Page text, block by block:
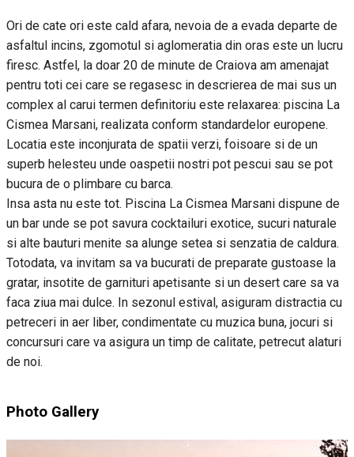
Ori de cate ori este cald afara, nevoia de a evada departe de
asfaltul incins, zgomotul si aglomeratia din oras este un lucru
firesc. Astfel, la doar 20 de minute de Craiova am amenajat
pentru toti cei care se regasesc in descrierea de mai sus un
complex al carui termen definitoriu este relaxarea: piscina La
Cismea Marsani, realizata conform standardelor europene.
Locatia este inconjurata de spatii verzi, foisoare si de un
superb helesteu unde oaspetii nostri pot pescui sau se pot
bucura de o plimbare cu barca.
Insa asta nu este tot. Piscina La Cismea Marsani dispune de
un bar unde se pot savura cocktailuri exotice, sucuri naturale
si alte bauturi menite sa alunge setea si senzatia de caldura.
Totodata, va invitam sa va bucurati de preparate gustoase la
gratar, insotite de garnituri apetisante si un desert care sa va
faca ziua mai dulce. In sezonul estival, asiguram distractia cu
petreceri in aer liber, condimentate cu muzica buna, jocuri si
concursuri care va asigura un timp de calitate, petrecut alaturi
de noi.
Photo Gallery